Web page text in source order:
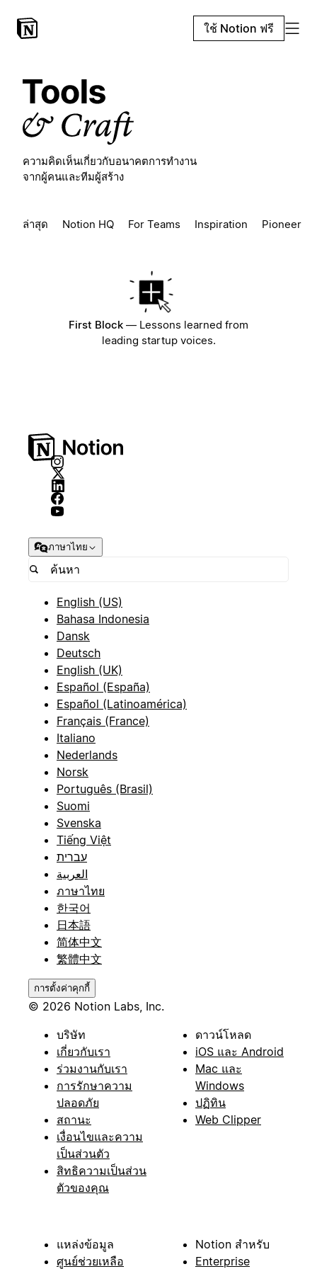
ใช้ Notion ฟรี
ความคิดเห็นเกี่ยวกับอนาคตการทำงาน
จากผู้คนและทีมผู้สร้าง
ล่าสุด Notion HQ For Teams Inspiration Pioneers
First Block — Lessons learned from
leading startup voices.
ภาษาไทย
English (US)
Bahasa Indonesia
Dansk
Deutsch
English (UK)
Español (España)
Español (Latinoamérica)
Français (France)
Italiano
Nederlands
Norsk
Português (Brasil)
Suomi
Svenska
Tiếng Việt
עברית
العربية
ภาษาไทย
한국어
日本語
简体中文
繁體中文
การตั้งค่าคุกกี้
© 2026 Notion Labs, Inc.
บริษัท
เกี่ยวกับเรา
ร่วมงานกับเรา
การรักษาความ
ปลอดภัย
สถานะ
เงื่อนไขและความ
เป็นส่วนตัว
สิทธิความเป็นส่วน
ตัวของคุณ
ดาวน์โหลด
iOS และ Android
Mac และ
Windows
ปฏิทิน
Web Clipper
แหล่งข้อมูล
ศูนย์ช่วยเหลือ
Notion สำหรับ
Enterprise